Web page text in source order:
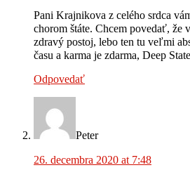
Pani Krajnikova z celého srdca
chorom štáte. Chcem povedať, že
zdravý postoj, lebo ten tu veľmi
času a karma je zdarma, Deep
Odpovedať
Peter
26. decembra 2020 at 7:48